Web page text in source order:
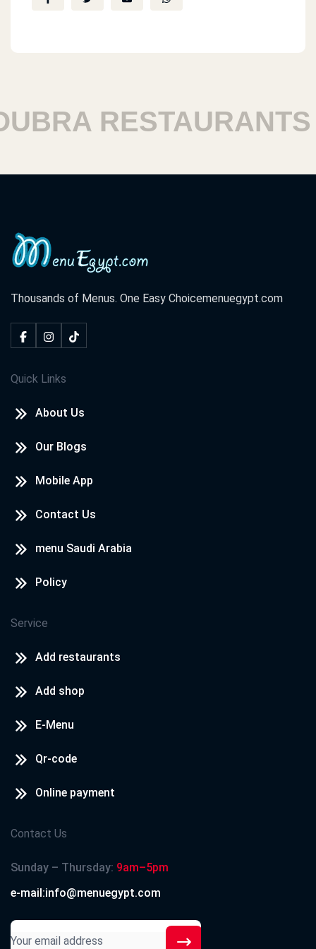
NEFSI TRODO AWI
RESTAURANTS
Thousands of Menus. One Easy Choicemenuegypt.com
Quick Links
About Us
Our Blogs
Mobile App
Contact Us
menu Saudi Arabia
Policy
Service
Add restaurants
Add shop
E-Menu
Qr-code
Online payment
Contact Us
Sunday – Thursday: 9am–5pm
e-mail:info@menuegypt.com